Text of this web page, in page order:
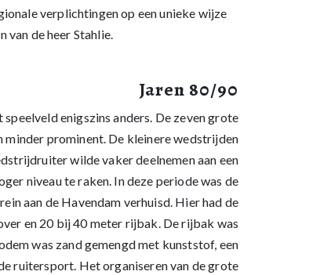
verplichtingen op een unieke wijze
de heer Stahlie.
Jaren 80/90
enigszins anders. De zeven grote
prominent. De kleinere wedstrijden
wilde vaker deelnemen aan een
niveau te raken. In deze periode was de
aan de Havendam verhuisd. Hier had de
en 20 bij 40 meter rijbak. De rijbak was
was zand gemengd met kunststof, een
ruitersport. Het organiseren van de grote